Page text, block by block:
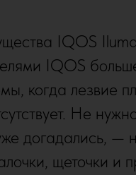
IQOS
IQOS
когда лезвие
Не
догадались, —
щеточки и